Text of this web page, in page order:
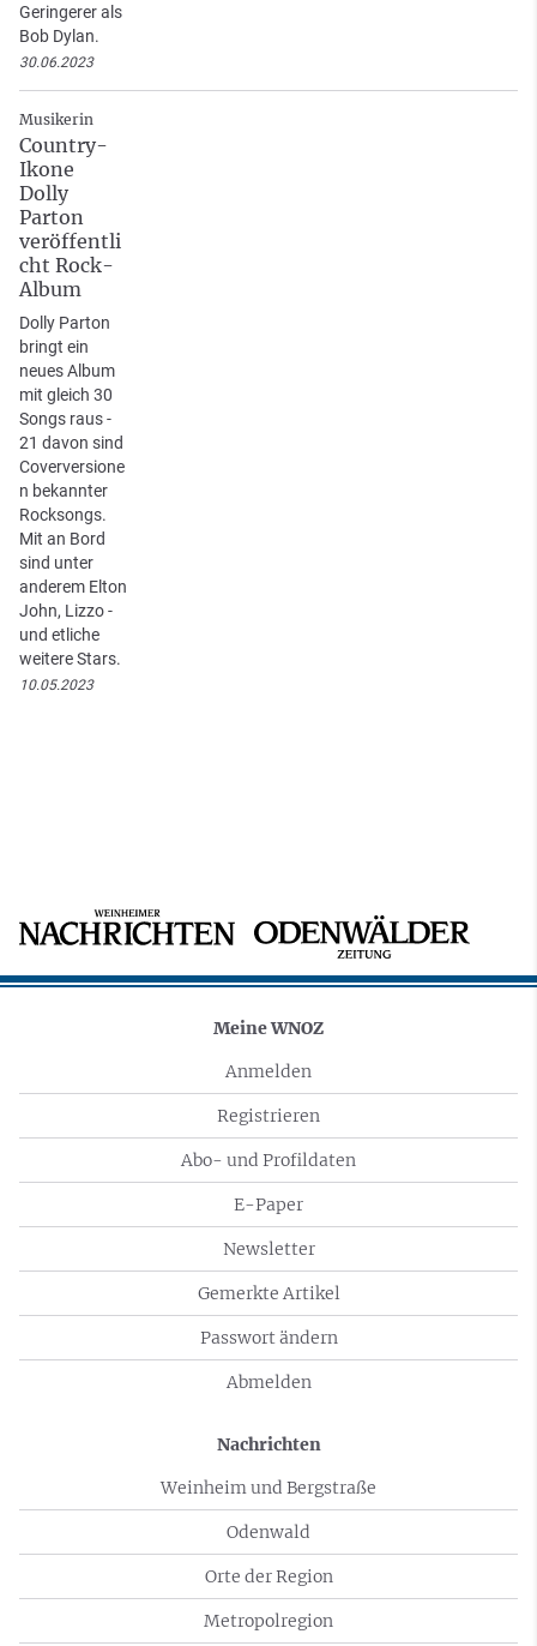
Geringerer als
Bob Dylan.
30.06.2023
Musikerin
Country-
Ikone
Dolly
Parton
veröffentli
cht Rock-
Album
Dolly Parton
bringt ein
neues Album
mit gleich 30
Songs raus -
21 davon sind
Coverversione
n bekannter
Rocksongs.
Mit an Bord
sind unter
anderem Elton
John, Lizzo -
und etliche
weitere Stars.
10.05.2023
Meine WNOZ
Anmelden
Registrieren
Abo- und Profildaten
E-Paper
Newsletter
Gemerkte Artikel
Passwort ändern
Abmelden
Nachrichten
Weinheim und Bergstraße
Odenwald
Orte der Region
Metropolregion